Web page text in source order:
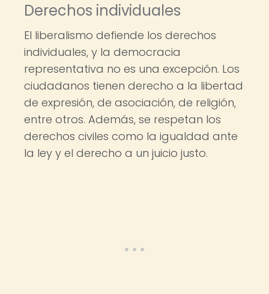
Derechos individuales
El liberalismo defiende los derechos
individuales, y la democracia
representativa no es una excepción. Los
ciudadanos tienen derecho a la libertad
de expresión, de asociación, de religión,
entre otros. Además, se respetan los
derechos civiles como la igualdad ante
la ley y el derecho a un juicio justo.